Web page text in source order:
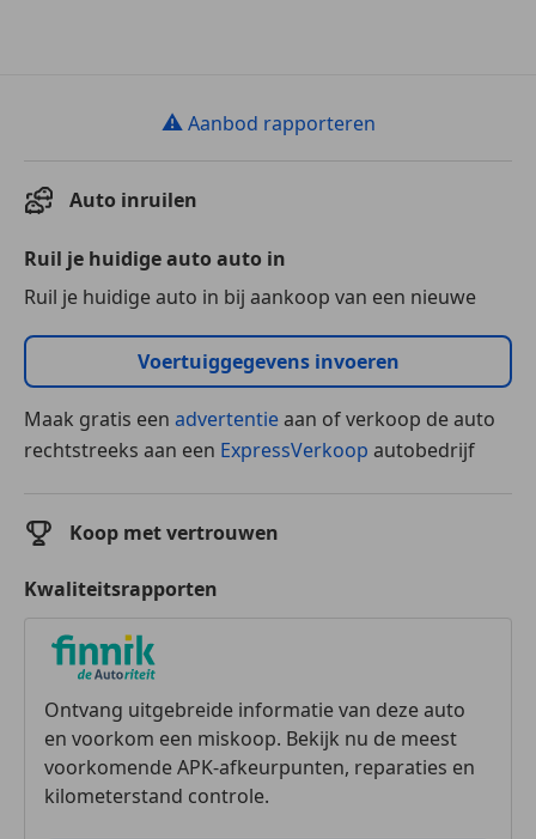
⚠ Aanbod rapporteren
Auto inruilen
Ruil je huidige auto auto in
Ruil je huidige auto in bij aankoop van een nieuwe
Voertuiggegevens invoeren
Maak gratis een advertentieaan of verkoop de auto
rechtstreeks aan een ExpressVerkoop autobedrijf
Koop met vertrouwen
Kwaliteitsrapporten
Ontvang uitgebreide informatie van deze auto
en voorkom een miskoop. Bekijk nu de meest
voorkomende APK-afkeurpunten, reparaties en
kilometerstand controle.